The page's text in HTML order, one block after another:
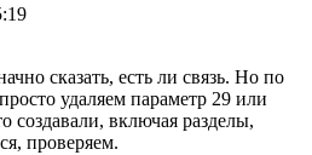
сказать, есть ли связь. Но по
удаляем параметр 29 или
создавали, включая разделы,
проверяем.